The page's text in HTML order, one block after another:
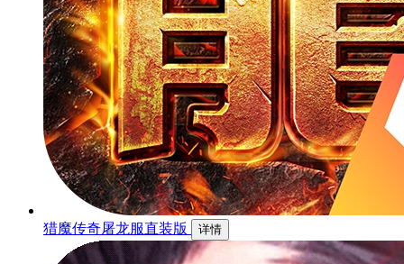
猎魔传奇屠龙服直装版 详情